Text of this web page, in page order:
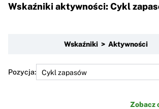
Wskaźniki aktywności: Cykl
Wskaźniki > Aktywności
Pozycja:
Zobacz